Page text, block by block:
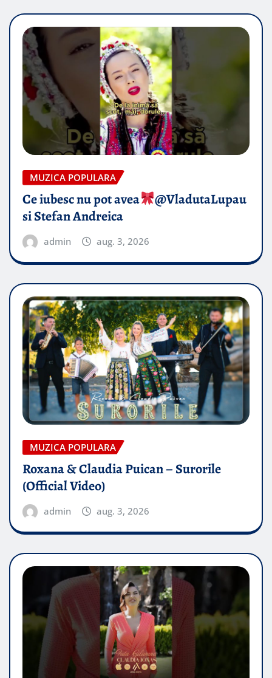
MUZICA POPULARA
Ce iubesc nu pot avea
​@VladutaLupau
si Stefan Andreica
admin aug. 3, 2026
MUZICA POPULARA
Roxana & Claudia Puican – Surorile
(Official Video)
admin aug. 3, 2026